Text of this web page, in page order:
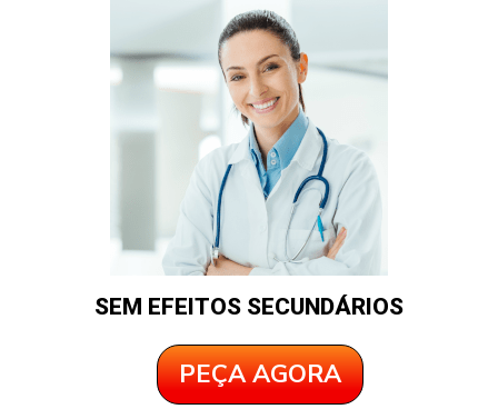
SEM EFEITOS SECUNDÁRIOS
PEÇA AGORA